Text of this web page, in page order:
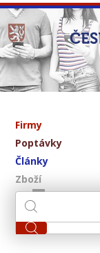
Firmy
Poptávky
Články
Zboží